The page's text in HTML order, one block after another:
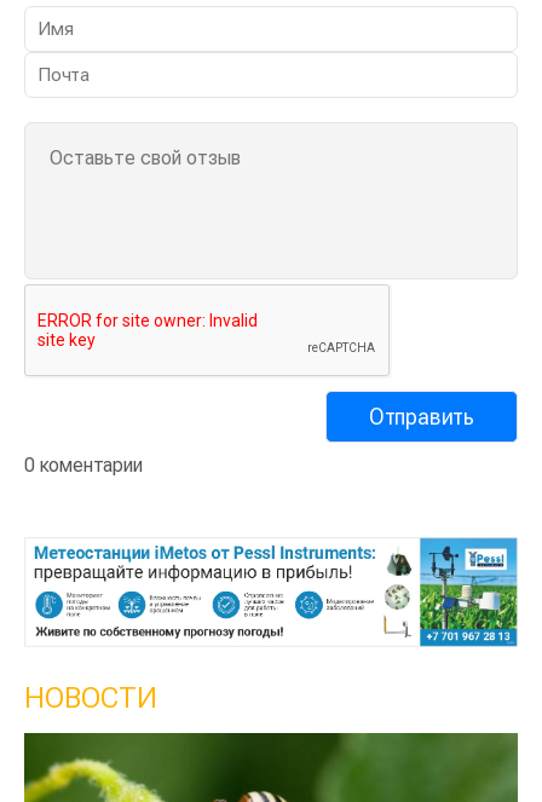
0 коментарии
НОВОСТИ
Кыргызстан обошел Казахстан по
сельского хозяйства